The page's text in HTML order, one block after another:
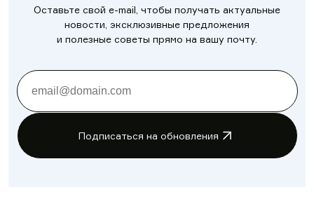
Оставьте свой e-mail, чтобы получать актуальные
новости, эксклюзивные предложения
и полезные советы прямо на вашу почту.
Подписаться на обновления